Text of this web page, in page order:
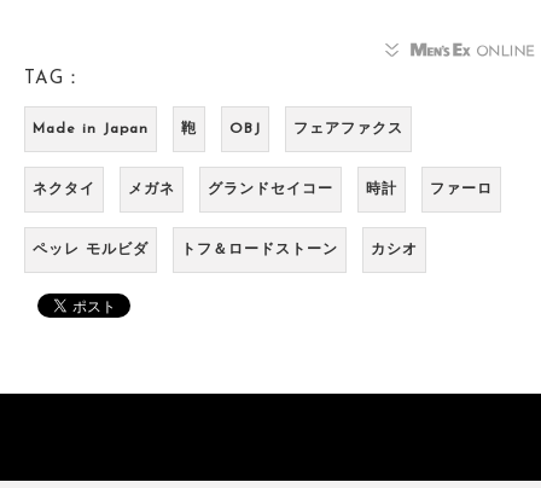
TAG：
Made in Japan 鞄 OBJ フェアファクス
ネクタイ メガネ グランドセイコー 時計 ファーロ
ペッレ モルビダ トフ＆ロードストーン カシオ